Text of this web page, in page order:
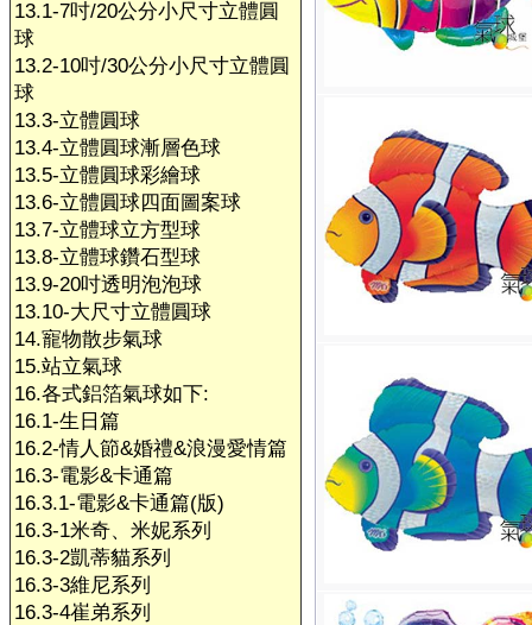
13.1-7吋/20公分小尺寸立體圓
球
13.2-10吋/30公分小尺寸立體圓
球
13.3-立體圓球
13.4-立體圓球漸層色球
13.5-立體圓球彩繪球
13.6-立體圓球四面圖案球
13.7-立體球立方型球
13.8-立體球鑽石型球
13.9-20吋透明泡泡球
13.10-大尺寸立體圓球
14.寵物散步氣球
15.站立氣球
16.各式鋁箔氣球如下:
16.1-生日篇
16.2-情人節&婚禮&浪漫愛情篇
16.3-電影&卡通篇
16.3.1-電影&卡通篇(版)
16.3-1米奇、米妮系列
16.3-2凱蒂貓系列
16.3-3維尼系列
16.3-4崔弟系列